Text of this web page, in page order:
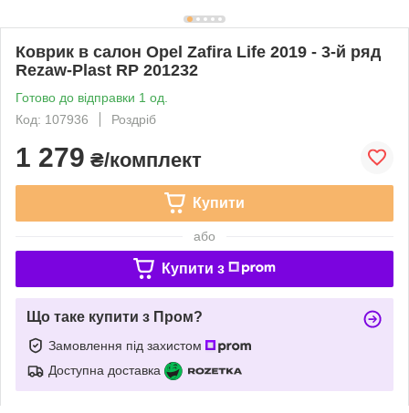
Коврик в салон Opel Zafira Life 2019 - 3-й ряд
Rezaw-Plast RP 201232
Готово до відправки 1 од.
Код: 107936
Роздріб
1 279 ₴/комплект
Купити
або
Купити з
Що таке купити з Пром?
Замовлення під захистом
Доступна доставка